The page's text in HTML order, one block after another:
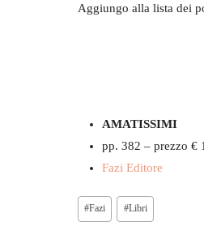
Aggiungo alla lista dei
AMATISSIMI
pp. 382 – prezzo €
Fazi Editore
Tag
articolo:
#Fazi #Libri